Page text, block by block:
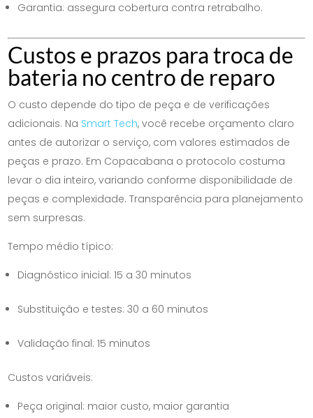
Garantia: assegura cobertura contra retrabalho.
Custos e prazos para troca de
bateria no centro de reparo
O custo depende do tipo de peça e de verificações
adicionais. Na Smart Tech, você recebe orçamento claro
antes de autorizar o serviço, com valores estimados de
peças e prazo. Em Copacabana o protocolo costuma
levar o dia inteiro, variando conforme disponibilidade de
peças e complexidade. Transparência para planejamento
sem surpresas.
Tempo médio típico:
Diagnóstico inicial: 15 a 30 minutos
Substituição e testes: 30 a 60 minutos
Validação final: 15 minutos
Custos variáveis:
Peça original: maior custo, maior garantia